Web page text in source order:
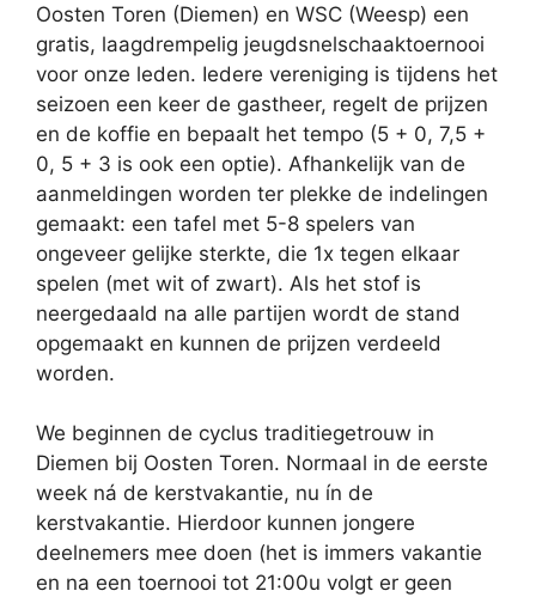
Oosten Toren (Diemen) en WSC (Weesp) een
gratis, laagdrempelig jeugdsnelschaaktoernooi
voor onze leden. Iedere vereniging is tijdens het
seizoen een keer de gastheer, regelt de prijzen
en de koffie en bepaalt het tempo (5 + 0, 7,5 +
0, 5 + 3 is ook een optie). Afhankelijk van de
aanmeldingen worden ter plekke de indelingen
gemaakt: een tafel met 5-8 spelers van
ongeveer gelijke sterkte, die 1x tegen elkaar
spelen (met wit of zwart). Als het stof is
neergedaald na alle partijen wordt de stand
opgemaakt en kunnen de prijzen verdeeld
worden.
We beginnen de cyclus traditiegetrouw in
Diemen bij Oosten Toren. Normaal in de eerste
week ná de kerstvakantie, nu ín de
kerstvakantie. Hierdoor kunnen jongere
deelnemers mee doen (het is immers vakantie
en na een toernooi tot 21:00u volgt er geen